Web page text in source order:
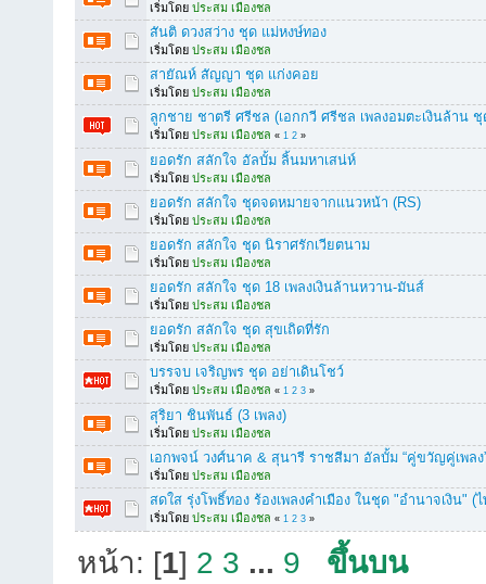
เริ่มโดย ประสม เมืองชล
สันติ ดวงสว่าง ชุด แม่หงษ์ทอง
เริ่มโดย ประสม เมืองชล
สายัณห์ สัญญา ชุด แก่งคอย
เริ่มโดย ประสม เมืองชล
ลูกชาย ชาตรี ศรีชล (เอกกวี ศรีชล เพลงอมตะเงินล้าน ชุ
เริ่มโดย ประสม เมืองชล « 1 2 »
ยอดรัก สลักใจ อัลบั้ม ลิ้นมหาเสน่ห์
เริ่มโดย ประสม เมืองชล
ยอดรัก สลักใจ ชุดจดหมายจากแนวหน้า (RS)
เริ่มโดย ประสม เมืองชล
ยอดรัก สลักใจ ชุด นิราศรักเวียตนาม
เริ่มโดย ประสม เมืองชล
ยอดรัก สลักใจ ชุด 18 เพลงเงินล้านหวาน-มันส์
เริ่มโดย ประสม เมืองชล
ยอดรัก สลักใจ ชุด สุขเถิดที่รัก
เริ่มโดย ประสม เมืองชล
บรรจบ เจริญพร ชุด อย่าเดินโชว์
เริ่มโดย ประสม เมืองชล « 1 2 3 »
สุริยา ชินพันธ์ (3 เพลง)
เริ่มโดย ประสม เมืองชล
เอกพจน์ วงศ์นาค & สุนารี ราชสีมา อัลบั้ม “คู่ขวัญคู่เพลง
เริ่มโดย ประสม เมืองชล
สดใส รุ่งโพธิ์ทอง ร้องเพลงคำเมือง ในชุด "อำนาจเงิน" (
เริ่มโดย ประสม เมืองชล « 1 2 3 »
หน้า: [1] 2 3 ... 9 ขึ้นบน